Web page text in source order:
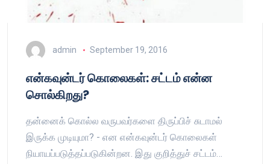
admin September 19, 2016
என்கவுன்டர் கொலைகள்: சட்டம் என்ன
சொல்கிறது?
தன்னைக் கொல்ல வருபவர்களை திருப்பிச் சுடாமல்
இருக்க முடியுமா? - என என்கவுன்டர் கொலைகள்
நியாயப்படுத்தப்படுகின்றன. இது குறித்துச் சட்டம்…